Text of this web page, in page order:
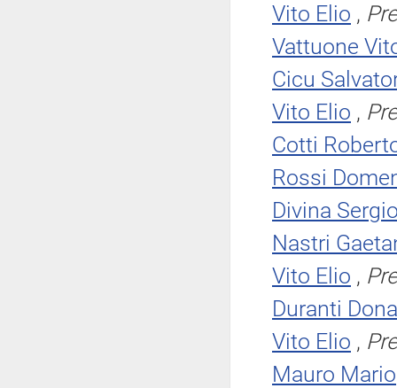
Vito Elio ,
Vattuone
Cicu
Vito Elio ,
Cotti
Rossi
Divina
Nastri
Vito Elio ,
Duranti
Vito Elio ,
Mauro Mario